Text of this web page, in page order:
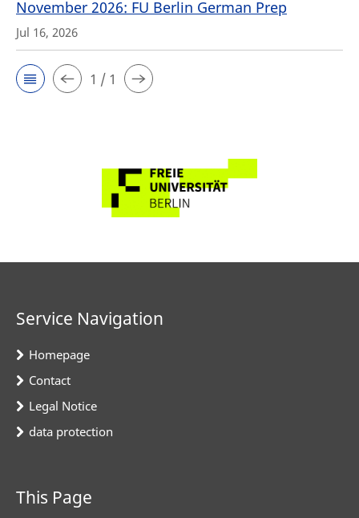
November 2026: FU Berlin German Prep
Jul 16, 2026
1 / 1
Service Navigation
Homepage
Contact
Legal Notice
data protection
This Page